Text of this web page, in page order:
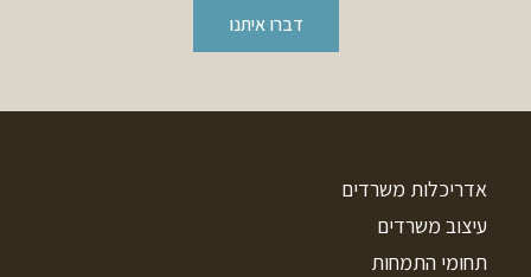
דברו איתנו
אדריכלות משרדים
עיצוב משרדים
תחומי התמחות